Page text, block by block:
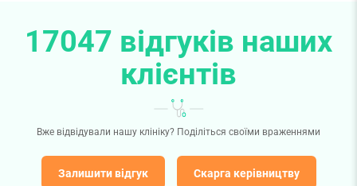
17047 відгуків наших
клієнтів
Вже відвідували нашу клініку? Поділіться своїми враженнями
Залишити відгук Скарга керівництву